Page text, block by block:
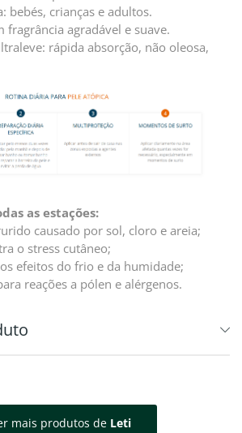
bebés, crianças e adultos.
fragrância agradável e suave.
rápida absorção, não oleosa,
as estações:
causado por sol, cloro e areia;
o stress cutâneo;
efeitos do frio e da humidade;
reações a pólen e alérgenos.
mais produtos de Leti